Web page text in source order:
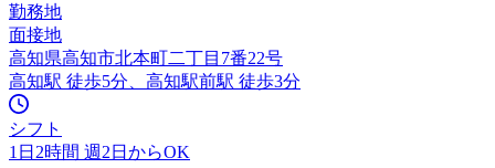
勤務地
面接地
高知県高知市北本町二丁目7番22号
高知駅 徒歩5分、高知駅前駅 徒歩3分
シフト
1日2時間 週2日からOK